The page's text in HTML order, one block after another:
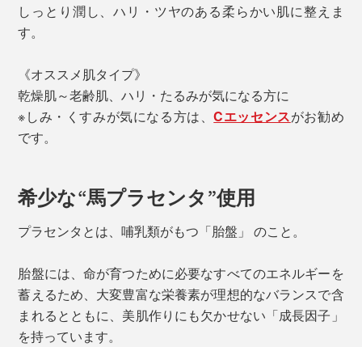
しっとり潤し、ハリ・ツヤのある柔らかい肌に整えま
す。
《オススメ肌タイプ》
乾燥肌～老齢肌、ハリ・たるみが気になる方に
※しみ・くすみが気になる方は、Cエッセンスがお勧め
です。
希少な“馬プラセンタ”使用
プラセンタとは、哺乳類がもつ「胎盤」 のこと。
胎盤には、命が育つために必要なすべてのエネルギーを
蓄えるため、大変豊富な栄養素が理想的なバランスで含
まれるとともに、美肌作りにも欠かせない「成長因子」
を持っています。